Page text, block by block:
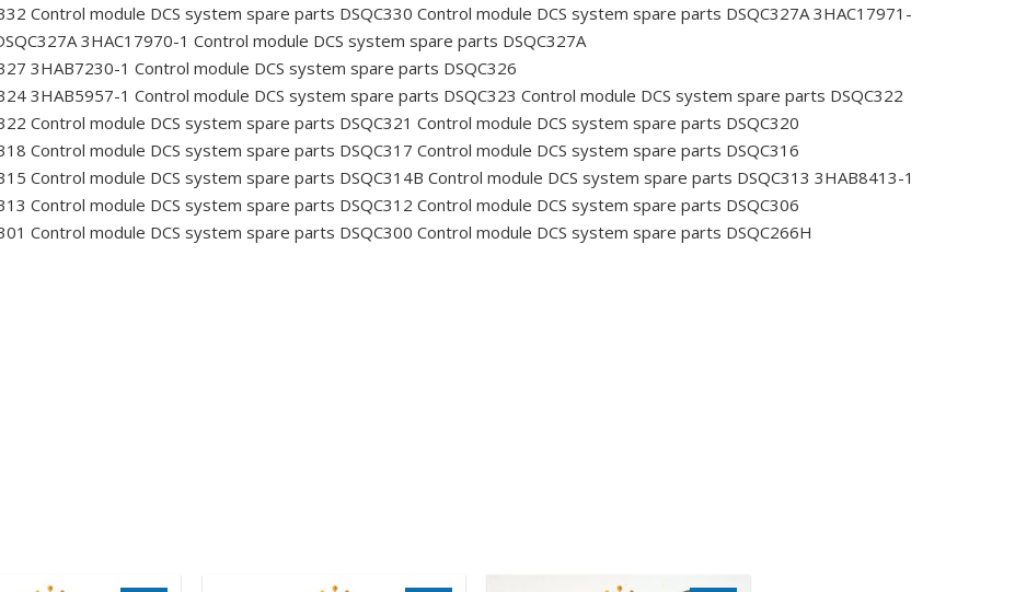
Control module DCS system spare parts DSQC330 Control module DCS system spare parts DSQC327A 3HAC17971-
3HAC17970-1 Control module DCS system spare parts DSQC327A
3HAB7230-1 Control module DCS system spare parts DSQC326
3HAB5957-1 Control module DCS system spare parts DSQC323 Control module DCS system spare parts DSQC322
Control module DCS system spare parts DSQC321 Control module DCS system spare parts DSQC320
Control module DCS system spare parts DSQC317 Control module DCS system spare parts DSQC316
Control module DCS system spare parts DSQC314B Control module DCS system spare parts DSQC313 3HAB8413-1
Control module DCS system spare parts DSQC312 Control module DCS system spare parts DSQC306
Control module DCS system spare parts DSQC300 Control module DCS system spare parts DSQC266H